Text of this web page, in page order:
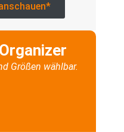
Größen wählbar.